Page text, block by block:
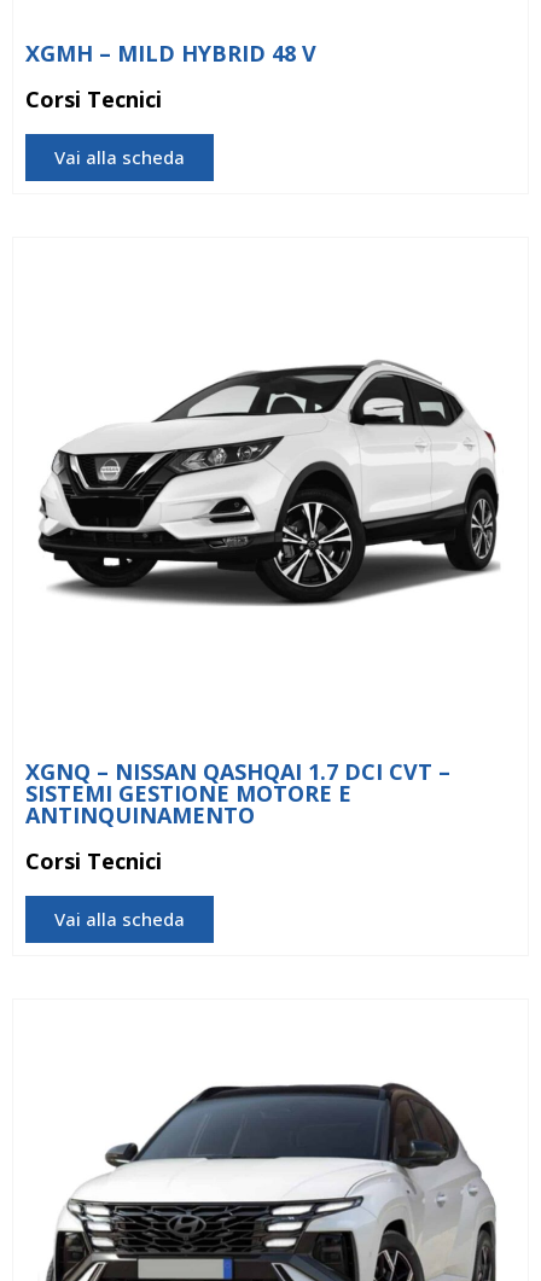
XGMH – MILD HYBRID 48 V
Corsi Tecnici
Vai alla scheda
XGNQ – NISSAN QASHQAI 1.7 DCI CVT –
SISTEMI GESTIONE MOTORE E
ANTINQUINAMENTO
Corsi Tecnici
Vai alla scheda